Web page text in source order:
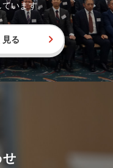
います。
る
せ